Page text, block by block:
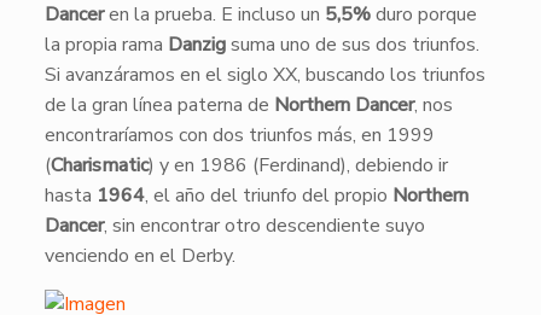
Danceren la prueba. E incluso un 5,5%duro porque
la propia rama Danzigsuma uno de sus dos triunfos.
Si avanzáramos en el siglo XX, buscando los triunfos
de la gran línea paterna de Northern Dancer, nos
encontraríamos con dos triunfos más, en 1999
(Charismatic) y en 1986 (Ferdinand), debiendo ir
hasta 1964, el año del triunfo del propio Northern
Dancer, sin encontrar otro descendiente suyo
venciendo en el Derby.